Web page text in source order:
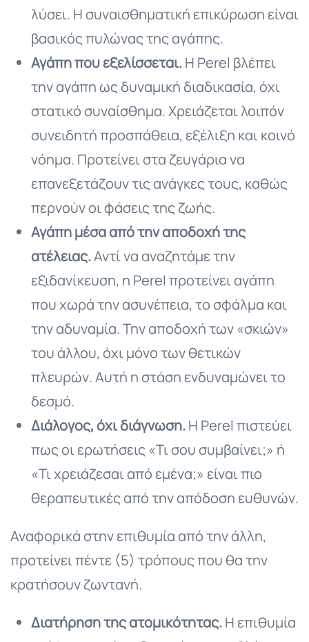
λύσει. Η συναισθηματική επικύρωση είναι
βασικός πυλώνας της αγάπης.
Αγάπη που εξελίσσεται.Η Perel βλέπει
την αγάπη ως δυναμική διαδικασία, όχι
στατικό συναίσθημα. Χρειάζεται λοιπόν
συνειδητή προσπάθεια, εξέλιξη και κοινό
νόημα. Προτείνει στα ζευγάρια να
επανεξετάζουν τις ανάγκες τους, καθώς
περνούν οι φάσεις της ζωής.
Αγάπη μέσα από την αποδοχή της
ατέλειας.Αντί να αναζητάμε την
εξιδανίκευση, η Perel προτείνει αγάπη
που χωρά την ασυνέπεια, το σφάλμα και
την αδυναμία. Την αποδοχή των «σκιών»
του άλλου, όχι μόνο των θετικών
πλευρών. Αυτή η στάση ενδυναμώνει το
δεσμό.
Διάλογος, όχι διάγνωση.Η Perel πιστεύει
πως οι ερωτήσεις «Τι σου συμβαίνει;» ή
«Τι χρειάζεσαι από εμένα;» είναι πιο
θεραπευτικές από την απόδοση ευθυνών.
Αναφορικά στην επιθυμία από την άλλη,
προτείνει πέντε (5) τρόπους που θα την
κρατήσουν ζωντανή.
Διατήρηση της ατομικότητας.Η επιθυμία